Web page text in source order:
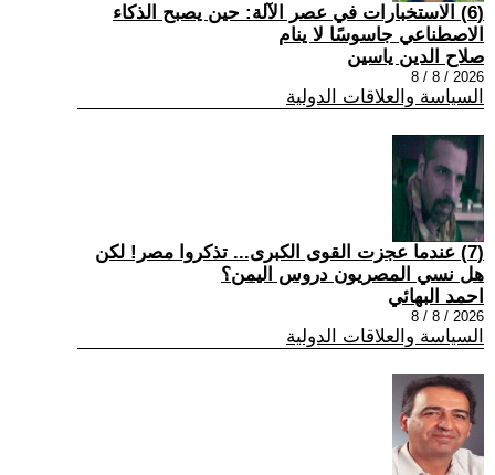
(6) الاستخبارات في عصر الآلة: حين يصبح الذكاء
الاصطناعي جاسوسًا لا ينام
صلاح الدين ياسين
2026 / 8 / 8
السياسة والعلاقات الدولية
(7) عندما عجزت القوى الكبرى... تذكروا مصر! لكن
هل نسي المصريون دروس اليمن؟
احمد البهائي
2026 / 8 / 8
السياسة والعلاقات الدولية